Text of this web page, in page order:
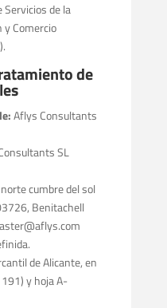
de la
y Comercio
de
Aflys Consultants
SL
cumbre del sol
Benitachell
de Alicante, en
y hoja A-